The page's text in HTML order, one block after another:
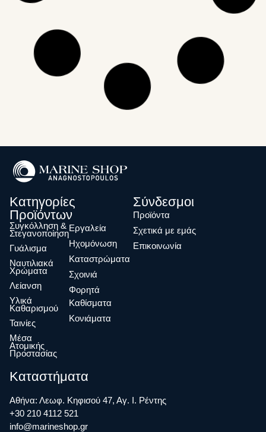
Κατηγορίες
Προϊόντων
Συγκόλληση &
Στεγανοποίηση
Γυάλισμα
Ναυτιλιακά
Χρώματα
Λείανση
Υλικά
Καθαρισμού
Ταινίες
Μέσα
Ατομικής
Προστασίας
Eργαλεία
Ηχομόνωση
Καταστρώματα
Σχοινιά
Φορητά
Καθίσματα
Κονιάματα
Σύνδεσμοι
Προϊόντα
Σχετικά με εμάς
Επικοινωνία
Καταστήματα
Αθήνα: Λεωφ. Κηφισού 47, Αγ. Ι. Ρέντης
+30 210 4112 521
info@marineshop.gr